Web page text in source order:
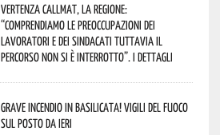
Vertenza CallMat, la Regione:
“comprendiamo le preoccupazioni dei
lavoratori e dei sindacati tuttavia il
percorso non si è interrotto”. I dettagli
Grave incendio in Basilicata! Vigili del fuoco
sul posto da ieri